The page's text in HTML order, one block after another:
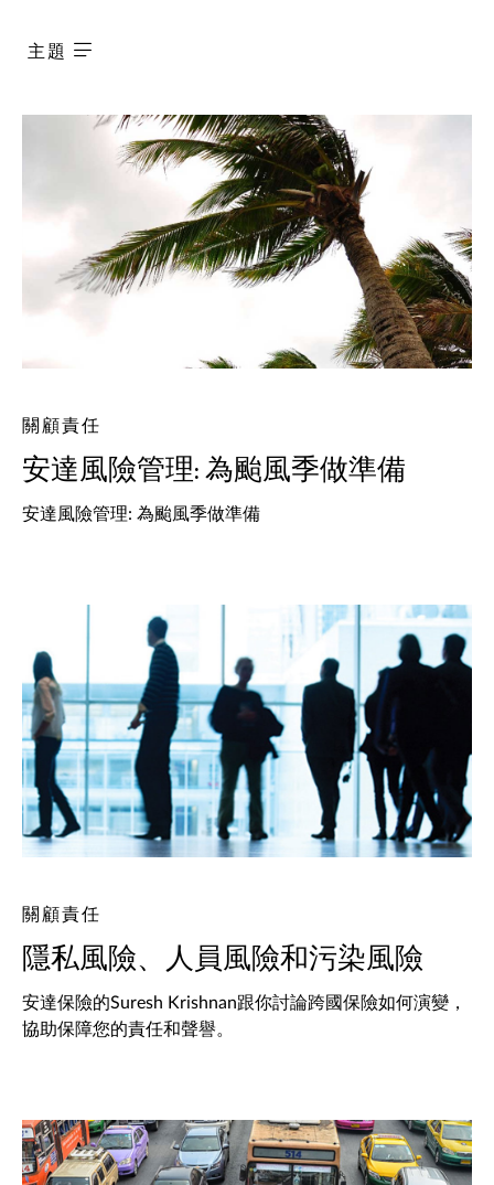
主題
關顧責任
安達風險管理: 為颱風季做準備
安達風險管理: 為颱風季做準備
關顧責任
隱私風險、人員風險和污染風險
安達保險的Suresh Krishnan跟你討論跨國保險如何演變，
協助保障您的責任和聲譽。